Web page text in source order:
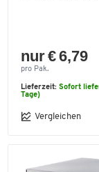
nur € 6,79
pro Pak.
Lieferzeit: Sofort
Tage)
Vergleichen